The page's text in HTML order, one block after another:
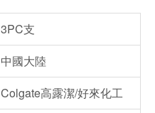
3PC支
中國大陸
Colgate高露潔/好來化工